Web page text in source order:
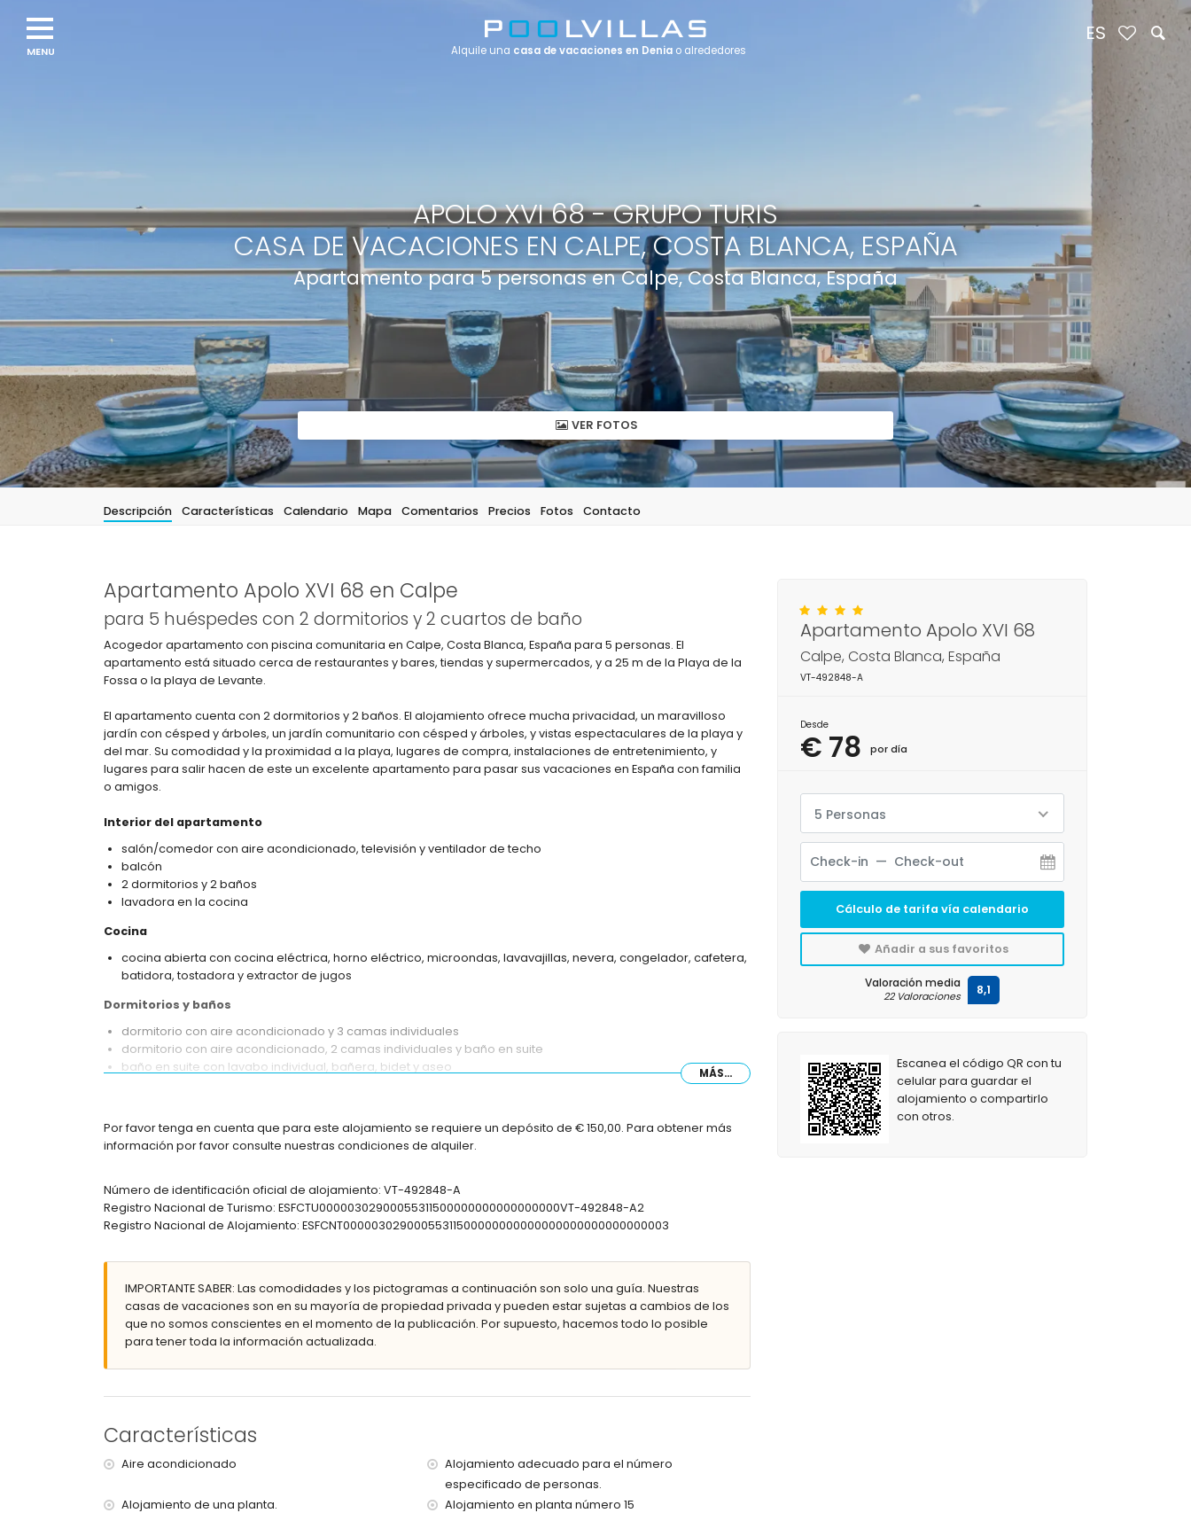
APOLO XVI 68 - GRUPO TURIS
CASA DE VACACIONES EN CALPE, COSTA BLANCA, ESPAÑA
Apartamento para 5 personas en Calpe, Costa Blanca, España
VER FOTOS
Descripción Características Calendario Mapa Comentarios Precios Fotos Contacto
Apartamento Apolo XVI 68 en Calpe
para 5 huéspedes con 2 dormitorios y 2 cuartos de baño
Acogedor apartamento con piscina comunitaria en Calpe, Costa Blanca, España para 5 personas. El
apartamento está situado cerca de restaurantes y bares, tiendas y supermercados, y a 25 m de la Playa de la
Fossa o la playa de Levante.
El apartamento cuenta con 2 dormitorios y 2 baños. El alojamiento ofrece mucha privacidad, un maravilloso
jardín con césped y árboles, un jardín comunitario con césped y árboles, y vistas espectaculares de la playa y
del mar. Su comodidad y la proximidad a la playa, lugares de compra, instalaciones de entretenimiento, y
lugares para salir hacen de este un excelente apartamento para pasar sus vacaciones en España con familia
o amigos.
Interior del apartamento
salón/comedor con aire acondicionado, televisión y ventilador de techo
balcón
2 dormitorios y 2 baños
lavadora en la cocina
Cocina
cocina abierta con cocina eléctrica, horno eléctrico, microondas, lavavajillas, nevera, congelador, cafetera,
batidora, tostadora y extractor de jugos
Dormitorios y baños
dormitorio con aire acondicionado y 3 camas individuales
dormitorio con aire acondicionado, 2 camas individuales y baño en suite
baño en suite con lavabo individual, bañera, bidet y aseo
piscina comunitaria en forma de laguna
piscina infantil
jardín comunitario con césped y árboles
ducha exterior
plaza de garaje comunitaria
playa más cercana: Playa de la Fossa o Levante (a menos de 25 metros del apartamento)
puerto más cercano a menos de 100 metros del apartamento
aeropuerto más cercano: El Altet (Alicante) (a menos de 100 kilómetros del apartamento)
segundo aeropuerto más cercano: Manises (Valencia) (> 100 kilómetros)
prohibido fumar
El alojamiento es muy adecuado para familias con niños.
plancha y tabla de planchar
MÁS...
Por favor tenga en cuenta que para este alojamiento se requiere un depósito de € 150,00. Para obtener más
información por favor consulte nuestras condiciones de alquiler.
Número de identificación oficial de alojamiento: VT-492848-A
Registro Nacional de Turismo: ESFCTU00000302900055311500000000000000000VT-492848-A2
Registro Nacional de Alojamiento: ESFCNT00000302900055311500000000000000000000000000003
IMPORTANTE SABER: Las comodidades y los pictogramas a continuación son solo una guía. Nuestras
casas de vacaciones son en su mayoría de propiedad privada y pueden estar sujetas a cambios de los
que no somos conscientes en el momento de la publicación. Por supuesto, hacemos todo lo posible
para tener toda la información actualizada.
Características
Aire acondicionado
Alojamiento adecuado para el número
especificado de personas.
Alojamiento de una planta.
Alojamiento en planta número 15
Apartamento Apolo XVI 68
Calpe, Costa Blanca, España
VT-492848-A
Desde
€ 78 por día
5 Personas
Cálculo de tarifa vía calendario
Añadir a sus favoritos
Valoración media
22 Valoraciones 8,1
Escanea el código QR con tu
celular para guardar el
alojamiento o compartirlo
con otros.
Alquile una casa de vacaciones en Deniao alrededores
ES